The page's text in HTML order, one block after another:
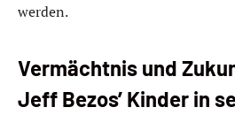
werden.
Vermächtnis und
Jeff Bezos’ Kinder in